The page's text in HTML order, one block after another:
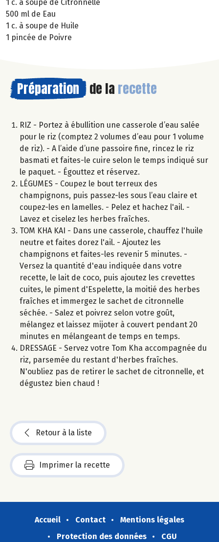
1 c. à soupe de Citronnelle
500 ml de Eau
1 c. à soupe de Huile
1 pincée de Poivre
Préparation de la recette
RIZ - Portez à ébullition une casserole d’eau salée
pour le riz (comptez 2 volumes d’eau pour 1 volume
de riz). - A l’aide d’une passoire fine, rincez le riz
basmati et faites-le cuire selon le temps indiqué sur
le paquet. - Égouttez et réservez.
LÉGUMES - Coupez le bout terreux des
champignons, puis passez-les sous l’eau claire et
coupez-les en lamelles. - Pelez et hachez l'ail. -
Lavez et ciselez les herbes fraîches.
TOM KHA KAI - Dans une casserole, chauffez l'huile
neutre et faites dorez l'ail. - Ajoutez les
champignons et faites-les revenir 5 minutes. -
Versez la quantité d'eau indiquée dans votre
recette, le lait de coco, puis ajoutez les crevettes
cuites, le piment d'Espelette, la moitié des herbes
fraîches et immergez le sachet de citronnelle
séchée. - Salez et poivrez selon votre goût,
mélangez et laissez mijoter à couvert pendant 20
minutes en mélangeant de temps en temps.
DRESSAGE - Servez votre Tom Kha accompagnée du
riz, parsemée du restant d'herbes fraîches.
N'oubliez pas de retirer le sachet de citronnelle, et
dégustez bien chaud !
Retour à la liste
Imprimer la recette
Accueil Contact
Mentions légales
Protection des données
CGU